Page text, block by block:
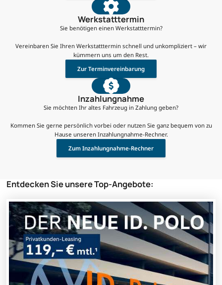
Werkstatttermin
Sie benötigen einen Werkstatttermin?
Vereinbaren Sie Ihren Werkstatttermin schnell und unkompliziert – wir
kümmern uns um den Rest.
Zur Terminvereinbarung
Inzahlungnahme
Sie möchten Ihr altes Fahrzeug in Zahlung geben?
Kommen Sie gerne persönlich vorbei oder nutzen Sie ganz bequem von zu
Hause unseren Inzahlungnahme-Rechner.
Zum Inzahlungnahme-Rechner
Entdecken Sie unsere Top-Angebote: